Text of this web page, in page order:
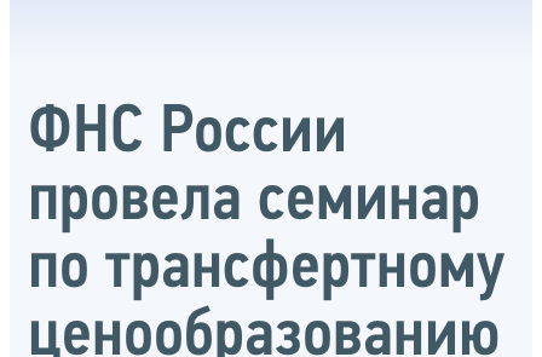
ФНС России
провела семинар
по трансфертному
ценообразованию